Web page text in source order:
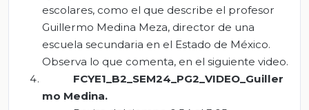
escolares, como el que describe el profesor
Guillermo Medina Meza, director de una
escuela secundaria en el Estado de México.
Observa lo que comenta, en el siguiente video.
FCYE1_B2_SEM24_PG2_VIDEO_Guiller
mo Medina.